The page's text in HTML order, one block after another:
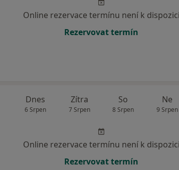
Online rezervace termínu není k dispozici
Rezervovat termín
Dnes
6 Srpen
Zítra
7 Srpen
So
8 Srpen
Ne
9 Srpen
Online rezervace termínu není k dispozici
Rezervovat termín